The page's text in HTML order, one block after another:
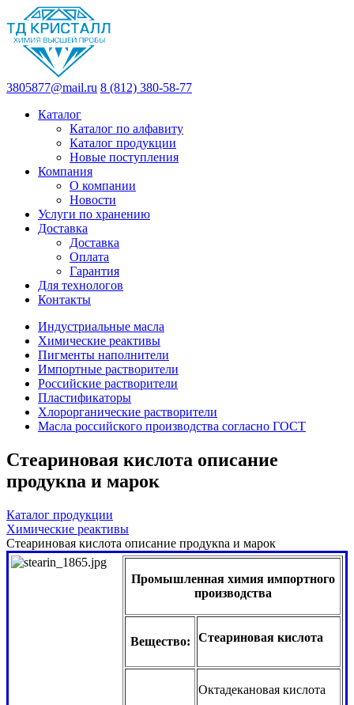
3805877@mail.ru 8 (812) 380-58-77
Каталог
Каталог по алфавиту
Каталог продукции
Новые поступления
Компания
О компании
Новости
Услуги по хранению
Доставка
Доставка
Оплата
Гарантия
Для технологов
Контакты
Индустриальные масла
Химические реактивы
Пигменты наполнители
Импортные растворители
Российские растворители
Пластификаторы
Хлорорганические растворители
Масла российского производства согласно ГОСТ
Стеариновая кислота описание
продукnа и марок
Каталог продукции
Химические реактивы
Стеариновая кислота описание продукnа и марок
Промышленная химия импортного
производства
Вещество: Стеариновая кислота
Октадекановая кислота